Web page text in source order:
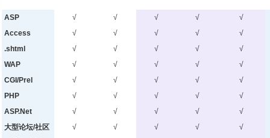
ASP √ √ √ √
√
Access
√ √ √ √
√
.shtml
√ √ √ √
√
WAP
√ √ √ √
√
CGI/Prel
√ √ √ √
√
PHP
√ √ √ √
√
ASP.Net
√ √ √ √
√
大型论坛/社区
√ √ √ √
√